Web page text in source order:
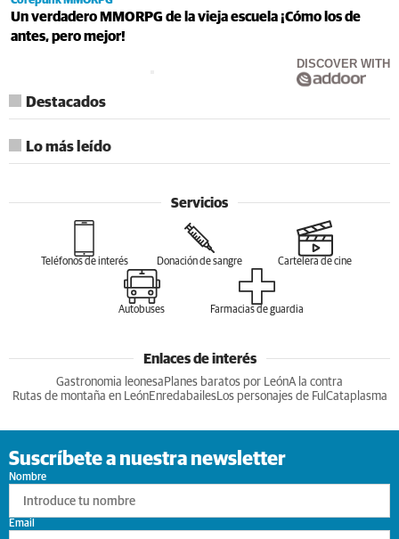
Un verdadero MMORPG de la vieja escuela ¡Cómo los de
antes, pero mejor!
DISCOVER WITH
Destacados
Lo más leído
Servicios
Teléfonos de interés Donación de sangre Cartelera de cine
Autobuses Farmacias de guardia
Enlaces de interés
Gastronomia leonesa Planes baratos por LeónA la contra
Rutas de montaña en LeónEnredabailesLos personajes de Ful Cataplasma
Suscríbete a nuestra newsletter
Nombre
Email